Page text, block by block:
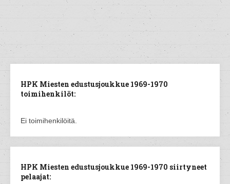
HPK Miesten edustusjoukkue 1969-1970
toimihenkilöt:
Ei toimihenkilöitä.
HPK Miesten edustusjoukkue 1969-1970 siirtyneet
pelaajat: